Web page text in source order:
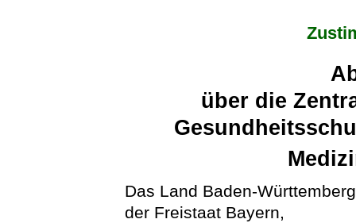
über die
Das Land Baden-
der Freistaat Bayern,